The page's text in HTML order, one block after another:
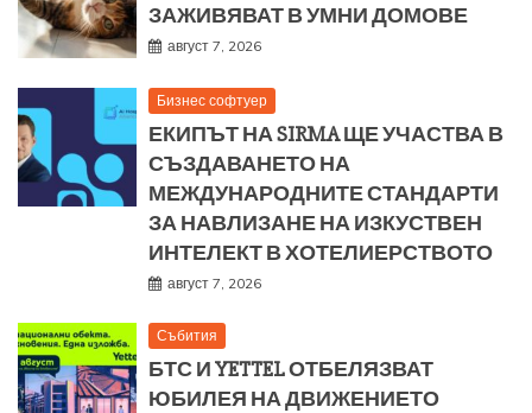
ЗАЖИВЯВАТ В УМНИ ДОМОВЕ
август 7, 2026
Бизнес софтуер
ЕКИПЪТ НА SIRMA ЩЕ УЧАСТВА В
СЪЗДАВАНЕТО НА
МЕЖДУНАРОДНИТЕ СТАНДАРТИ
ЗА НАВЛИЗАНЕ НА ИЗКУСТВЕН
ИНТЕЛЕКТ В ХОТЕЛИЕРСТВОТО
август 7, 2026
Събития
БТС И YETTEL ОТБЕЛЯЗВАТ
ЮБИЛЕЯ НА ДВИЖЕНИЕТО